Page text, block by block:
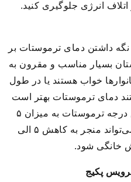
انرژی جلوگیری کنید.
نگه داشتن دمای ترموستات بر
زمستان بسیار مناسب و مقرون به
خواب هستند یا در طول
دمای ترموستات بهتر است
۶ تا ۱۰ درجه کاهش یابد. کاهش درجه ترموستات به میزان ۵
الی ۱۵ درجه در هشت ساعت می‌تواند منجر به کاهش ۵ الی